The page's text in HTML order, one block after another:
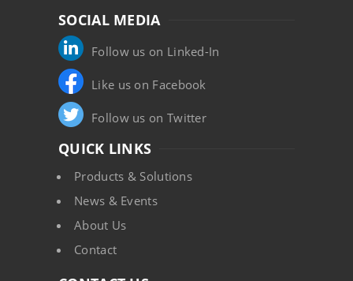
SOCIAL MEDIA
Follow us on Linked-In
Like us on Facebook
Follow us on Twitter
QUICK LINKS
Products & Solutions
News & Events
About Us
Contact